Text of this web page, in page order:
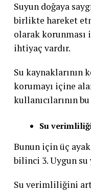
Suyun doğaya
birlikte hareket
olarak korunması
ihtiyaç vardır.
Su kaynaklarının
korumayı içine
kullanıcılarının
Su
Bunun için üç
bilinci 3. Uygun
Su verimliliğini